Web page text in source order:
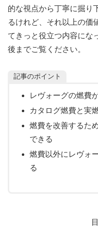
的な視点から丁寧に掘り
るけれど、それ以上の価
てきっと役立つ内容にな
後までご覧ください。
記事のポイント
レヴォーグの燃費
カタログ燃費と実
燃費を改善するた
できる
燃費以外にレヴォ
る